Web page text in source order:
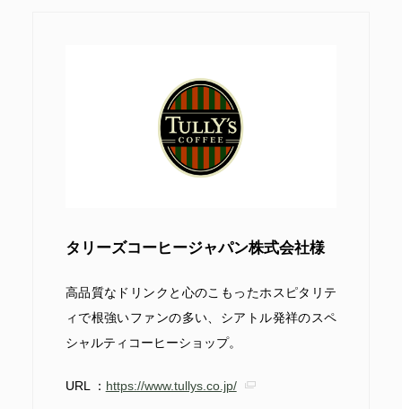
タリーズコーヒージャパン株式会社様
高品質なドリンクと心のこもったホスピタリテ
ィで根強いファンの多い、シアトル発祥のスペ
シャルティコーヒーショップ。
URL ： https://www.tullys.co.jp/